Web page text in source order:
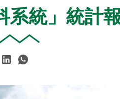
系統」統計